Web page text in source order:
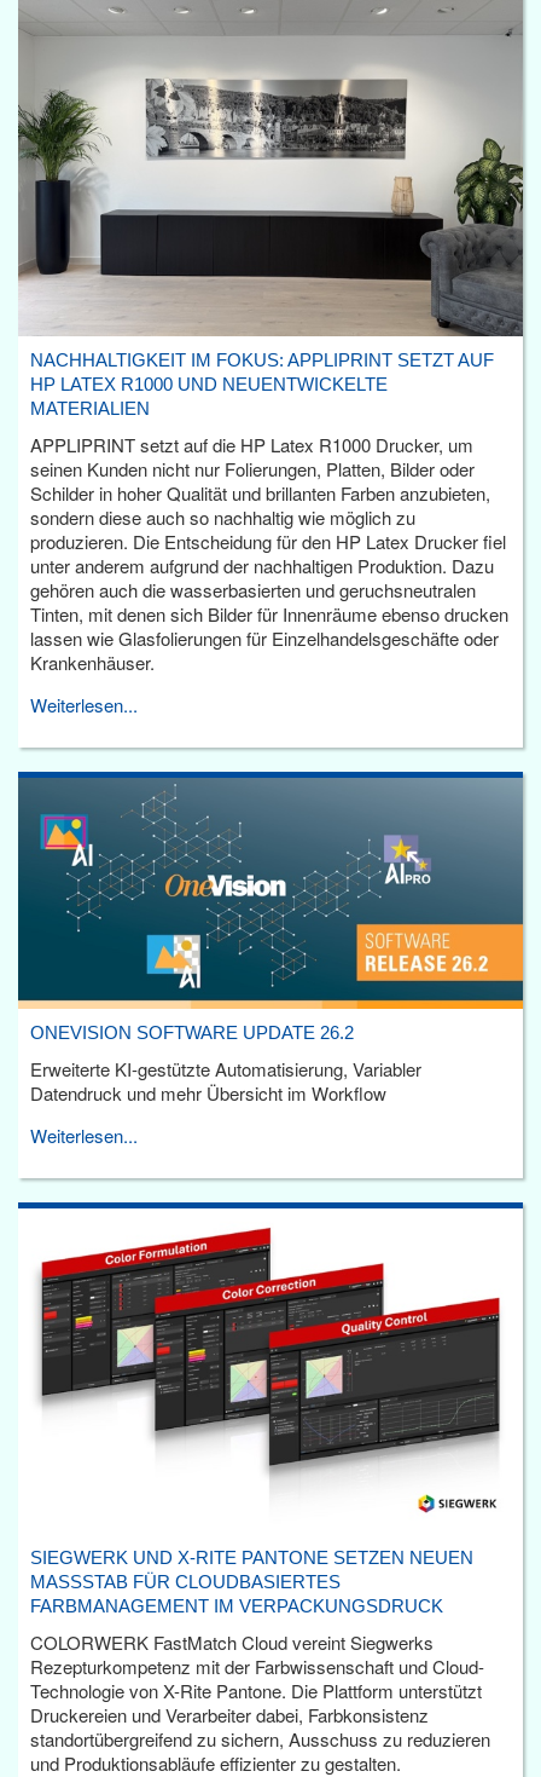
NACHHALTIGKEIT IM FOKUS: APPLIPRINT SETZT AUF
HP LATEX R1000 UND NEUENTWICKELTE
MATERIALIEN
APPLIPRINT setzt auf die HP Latex R1000 Drucker, um
seinen Kunden nicht nur Folierungen, Platten, Bilder oder
Schilder in hoher Qualität und brillanten Farben anzubieten,
sondern diese auch so nachhaltig wie möglich zu
produzieren. Die Entscheidung für den HP Latex Drucker fiel
unter anderem aufgrund der nachhaltigen Produktion. Dazu
gehören auch die wasserbasierten und geruchsneutralen
Tinten, mit denen sich Bilder für Innenräume ebenso drucken
lassen wie Glasfolierungen für Einzelhandelsgeschäfte oder
Krankenhäuser.
Weiterlesen...
ONEVISION SOFTWARE UPDATE 26.2
Erweiterte KI-gestützte Automatisierung, Variabler
Datendruck und mehr Übersicht im Workflow
Weiterlesen...
SIEGWERK UND X-RITE PANTONE SETZEN NEUEN
MASSSTAB FÜR CLOUDBASIERTES F
ARBMANAGEMENT IM VERPACKUNGSDRUCK
COLORWERK FastMatch Cloud vereint Siegwerks
Rezepturkompetenz mit der Farbwissenschaft und Cloud-
Technologie von X-Rite Pantone. Die Plattform unterstützt
Druckereien und Verarbeiter dabei, Farbkonsistenz
standortübergreifend zu sichern, Ausschuss zu reduzieren
und Produktionsabläufe effizienter zu gestalten.